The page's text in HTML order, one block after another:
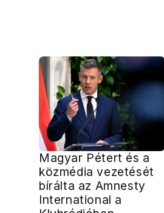
Magyar Pétert és a
közmédia vezetését
bírálta az Amnesty
International a